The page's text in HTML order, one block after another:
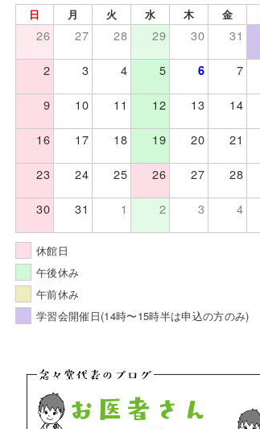
日 月 火 水 木 金
26 27 28 29 30 31
2 3 4 5 6 7
9 10 11 12 13 14
16 17 18 19 20 21
23 24 25 26 27 28
30 31 1 2 3 4
休館日
午後休み
午前休み
学習会開催日(14時〜15時半は申込の方のみ)